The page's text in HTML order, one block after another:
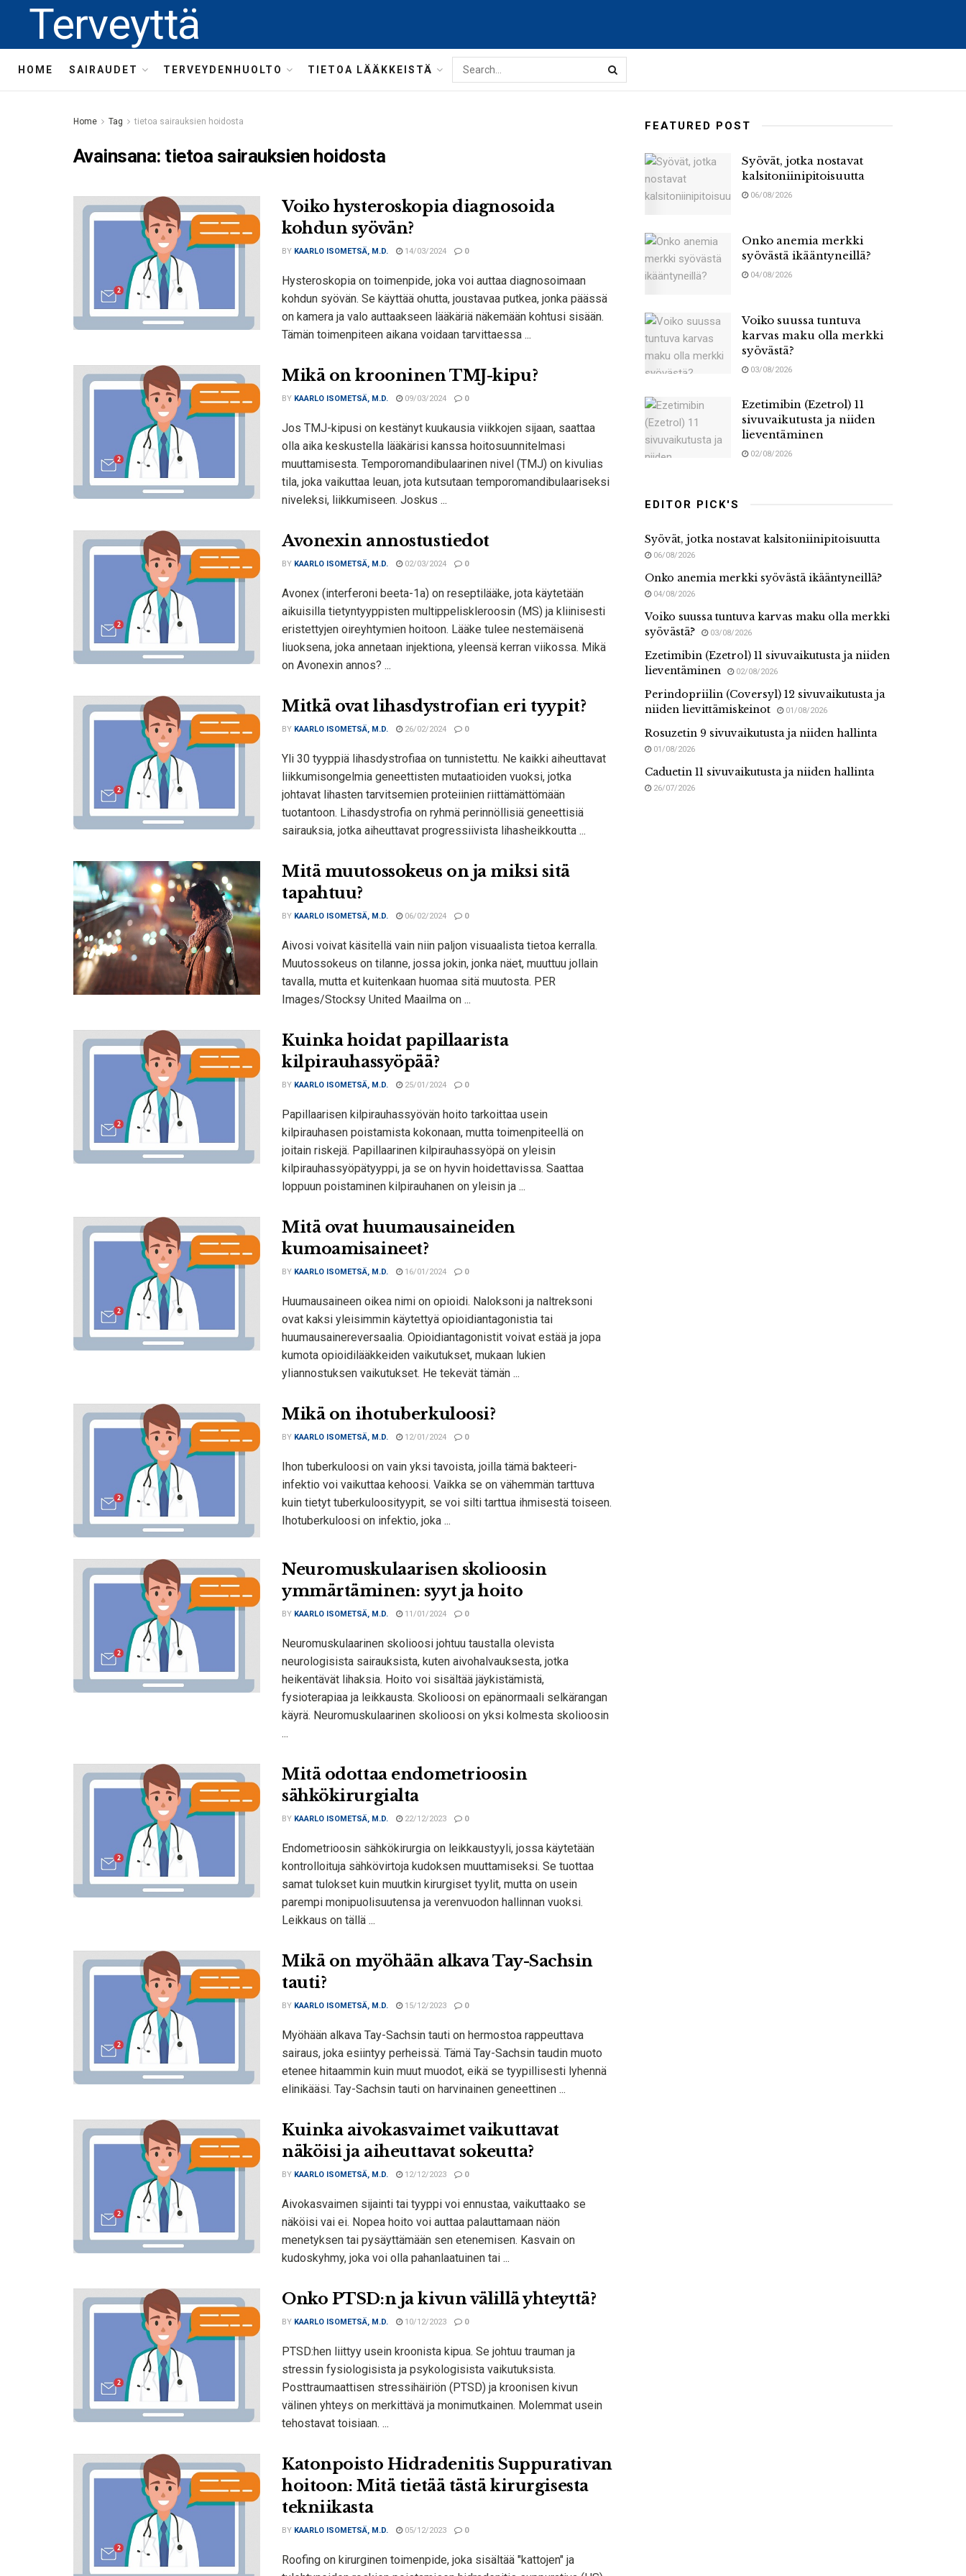
Terveyttä
HOME SAIRAUDET TERVEYDENHUOLTO TIETOA LÄÄKKEISTÄ
Home Tag tietoa sairauksien hoidosta
Avainsana: tietoa sairauksien hoidosta
Voiko hysteroskopia diagnosoida
kohdun syövän?
BY KAARLO ISOMETSÄ, M.D. 14/03/2024 0
Hysteroskopia on toimenpide, joka voi auttaa diagnosoimaan
kohdun syövän. Se käyttää ohutta, joustavaa putkea, jonka päässä
on kamera ja valo auttaakseen lääkäriä näkemään kohtusi sisään.
Tämän toimenpiteen aikana voidaan tarvittaessa ...
Mikä on krooninen TMJ-kipu?
BY KAARLO ISOMETSÄ, M.D. 09/03/2024 0
Jos TMJ-kipusi on kestänyt kuukausia viikkojen sijaan, saattaa
olla aika keskustella lääkärisi kanssa hoitosuunnitelmasi
muuttamisesta. Temporomandibulaarinen nivel (TMJ) on kivulias
tila, joka vaikuttaa leuan, jota kutsutaan temporomandibulaariseksi
niveleksi, liikkumiseen. Joskus ...
Avonexin annostustiedot
BY KAARLO ISOMETSÄ, M.D. 02/03/2024 0
Avonex (interferoni beeta-1a) on reseptilääke, jota käytetään
aikuisilla tietyntyyppisten multippeliskleroosin (MS) ja kliinisesti
eristettyjen oireyhtymien hoitoon. Lääke tulee nestemäisenä
liuoksena, joka annetaan injektiona, yleensä kerran viikossa. Mikä
on Avonexin annos? ...
Mitkä ovat lihasdystrofian eri tyypit?
BY KAARLO ISOMETSÄ, M.D. 26/02/2024 0
Yli 30 tyyppiä lihasdystrofiaa on tunnistettu. Ne kaikki aiheuttavat
liikkumisongelmia geneettisten mutaatioiden vuoksi, jotka
johtavat lihasten tarvitsemien proteiinien riittämättömään
tuotantoon. Lihasdystrofia on ryhmä perinnöllisiä geneettisiä
sairauksia, jotka aiheuttavat progressiivista lihasheikkoutta ...
Mitä muutossokeus on ja miksi sitä
tapahtuu?
BY KAARLO ISOMETSÄ, M.D. 06/02/2024 0
Aivosi voivat käsitellä vain niin paljon visuaalista tietoa kerralla.
Muutossokeus on tilanne, jossa jokin, jonka näet, muuttuu jollain
tavalla, mutta et kuitenkaan huomaa sitä muutosta. PER
Images/Stocksy United Maailma on ...
Kuinka hoidat papillaarista
kilpirauhassyöpää?
BY KAARLO ISOMETSÄ, M.D. 25/01/2024 0
Papillaarisen kilpirauhassyövän hoito tarkoittaa usein
kilpirauhasen poistamista kokonaan, mutta toimenpiteellä on
joitain riskejä. Papillaarinen kilpirauhassyöpä on yleisin
kilpirauhassyöpätyyppi, ja se on hyvin hoidettavissa. Saattaa
loppuun poistaminen kilpirauhanen on yleisin ja ...
Mitä ovat huumausaineiden
kumoamisaineet?
BY KAARLO ISOMETSÄ, M.D. 16/01/2024 0
Huumausaineen oikea nimi on opioidi. Naloksoni ja naltreksoni
ovat kaksi yleisimmin käytettyä opioidiantagonistia tai
huumausainereversaalia. Opioidiantagonistit voivat estää ja jopa
kumota opioidilääkkeiden vaikutukset, mukaan lukien
yliannostuksen vaikutukset. He tekevät tämän ...
Mikä on ihotuberkuloosi?
BY KAARLO ISOMETSÄ, M.D. 12/01/2024 0
Ihon tuberkuloosi on vain yksi tavoista, joilla tämä bakteeri-
infektio voi vaikuttaa kehoosi. Vaikka se on vähemmän tarttuva
kuin tietyt tuberkuloosityypit, se voi silti tarttua ihmisestä toiseen.
Ihotuberkuloosi on infektio, joka ...
Neuromuskulaarisen skolioosin
ymmärtäminen: syyt ja hoito
BY KAARLO ISOMETSÄ, M.D. 11/01/2024 0
Neuromuskulaarinen skolioosi johtuu taustalla olevista
neurologisista sairauksista, kuten aivohalvauksesta, jotka
heikentävät lihaksia. Hoito voi sisältää jäykistämistä,
fysioterapiaa ja leikkausta. Skolioosi on epänormaali selkärangan
käyrä. Neuromuskulaarinen skolioosi on yksi kolmesta skolioosin
...
Mitä odottaa endometrioosin
sähkökirurgialta
BY KAARLO ISOMETSÄ, M.D. 22/12/2023 0
Endometrioosin sähkökirurgia on leikkaustyyli, jossa käytetään
kontrolloituja sähkövirtoja kudoksen muuttamiseksi. Se tuottaa
samat tulokset kuin muutkin kirurgiset tyylit, mutta on usein
parempi monipuolisuutensa ja verenvuodon hallinnan vuoksi.
Leikkaus on tällä ...
Mikä on myöhään alkava Tay-Sachsin
tauti?
BY KAARLO ISOMETSÄ, M.D. 15/12/2023 0
Myöhään alkava Tay-Sachsin tauti on hermostoa rappeuttava
sairaus, joka esiintyy perheissä. Tämä Tay-Sachsin taudin muoto
etenee hitaammin kuin muut muodot, eikä se tyypillisesti lyhennä
elinikääsi. Tay-Sachsin tauti on harvinainen geneettinen ...
Kuinka aivokasvaimet vaikuttavat
näköisi ja aiheuttavat sokeutta?
BY KAARLO ISOMETSÄ, M.D. 12/12/2023 0
Aivokasvaimen sijainti tai tyyppi voi ennustaa, vaikuttaako se
näköisi vai ei. Nopea hoito voi auttaa palauttamaan näön
menetyksen tai pysäyttämään sen etenemisen. Kasvain on
kudoskyhmy, joka voi olla pahanlaatuinen tai ...
Onko PTSD:n ja kivun välillä yhteyttä?
BY KAARLO ISOMETSÄ, M.D. 10/12/2023 0
PTSD:hen liittyy usein kroonista kipua. Se johtuu trauman ja
stressin fysiologisista ja psykologisista vaikutuksista.
Posttraumaattisen stressihäiriön (PTSD) ja kroonisen kivun
välinen yhteys on merkittävä ja monimutkainen. Molemmat usein
tehostavat toisiaan. ...
Katonpoisto Hidradenitis Suppurativan
hoitoon: Mitä tietää tästä kirurgisesta
tekniikasta
BY KAARLO ISOMETSÄ, M.D. 05/12/2023 0
Roofing on kirurginen toimenpide, joka sisältää "kattojen" ja
FEATURED POST
Syövät, jotka nostavat
kalsitoniinipitoisuutta
06/08/2026
Onko anemia merkki
syövästä ikääntyneillä?
04/08/2026
Voiko suussa tuntuva
karvas maku olla merkki
syövästä?
03/08/2026
Ezetimibin (Ezetrol) 11
sivuvaikutusta ja niiden
lieventäminen
02/08/2026
EDITOR PICK'S
Syövät, jotka nostavat kalsitoniinipitoisuutta
06/08/2026
Onko anemia merkki syövästä ikääntyneillä?
04/08/2026
Voiko suussa tuntuva karvas maku olla merkki
syövästä?
03/08/2026
Ezetimibin (Ezetrol) 11 sivuvaikutusta ja niiden
lieventäminen
02/08/2026
Perindopriilin (Coversyl) 12 sivuvaikutusta ja
niiden lievittämiskeinot
01/08/2026
Rosuzetin 9 sivuvaikutusta ja niiden hallinta
01/08/2026
Caduetin 11 sivuvaikutusta ja niiden hallinta
26/07/2026